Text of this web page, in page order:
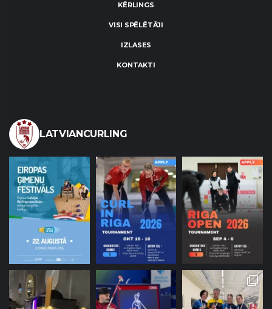
KĒRLINGS
VISI SPĒLĒTĀJI
IZLASES
KONTAKTI
LATVIANCURLING